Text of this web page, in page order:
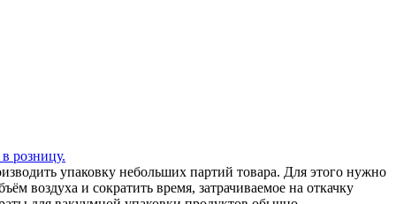
розницу.
упаковку небольших партий товара. Для этого нужно
воздуха и сократить время, затрачиваемое на откачку